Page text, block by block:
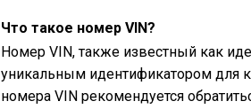
Что такое номер VIN?
Номер VIN, также известный как
уникальным идентификатором для
номера VIN рекомендуется